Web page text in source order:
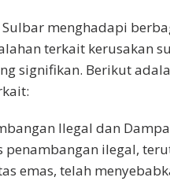
Sulbar menghadapi
terkait kerusakan
signifikan. Berikut
Ilegal dan
penambangan ilegal,
emas, telah